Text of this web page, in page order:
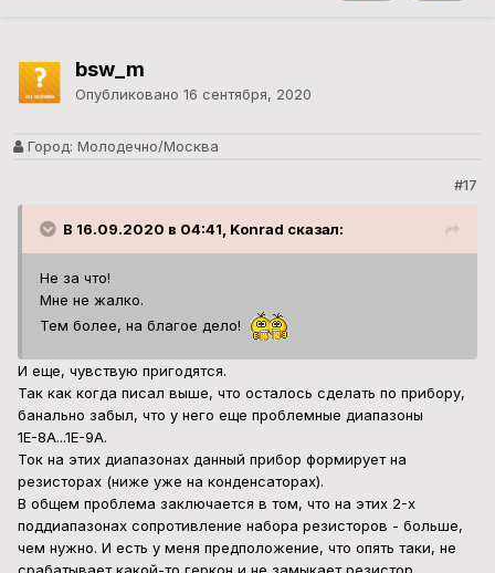
bsw_m
Опубликовано 16 сентября, 2020
Город: Молодечно/Москва
#17
В 16.09.2020 в 04:41, Konrad сказал:
Не за что!
Мне не жалко.
Тем более, на благое дело!
И еще, чувствую пригодятся.
Так как когда писал выше, что осталось сделать по прибору,
банально забыл, что у него еще проблемные диапазоны
1Е-8А...1Е-9А.
Ток на этих диапазонах данный прибор формирует на
резисторах (ниже уже на конденсаторах).
В общем проблема заключается в том, что на этих 2-х
поддиапазонах сопротивление набора резисторов - больше,
чем нужно. И есть у меня предположение, что опять таки, не